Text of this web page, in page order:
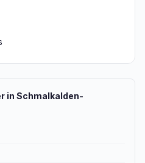
in Schmalkalden-